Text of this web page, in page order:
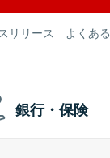
リリース よくあ
銀行・保険